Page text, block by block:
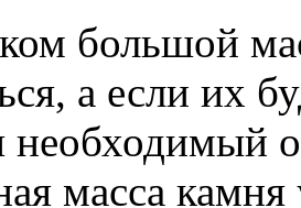
большой
а если их
необходимый
масса камня